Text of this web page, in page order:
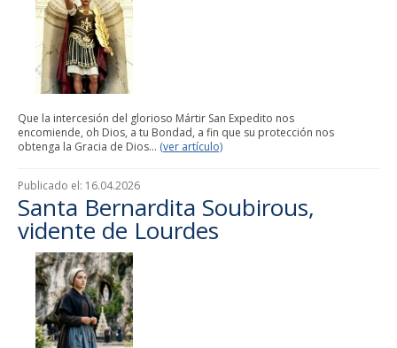
Que la intercesión del glorioso Mártir San Expedito nos
encomiende, oh Dios, a tu Bondad, a fin que su protección nos
obtenga la Gracia de Dios... (ver artículo)
Publicado el: 16.04.2026
Santa Bernardita Soubirous,
vidente de Lourdes